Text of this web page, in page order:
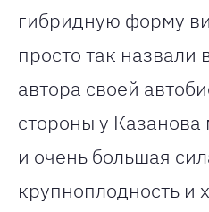
гибридную форму
просто так назвали
автора своей
стороны у Казанова
и очень большая
крупноплодность и